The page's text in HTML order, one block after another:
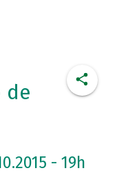
de
- 19h